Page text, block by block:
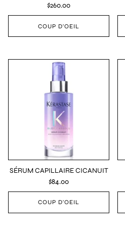
$260.00
COUP D'OEIL
SÉRUM CAPILLAIRE CICANUIT
$84.00
COUP D'OEIL